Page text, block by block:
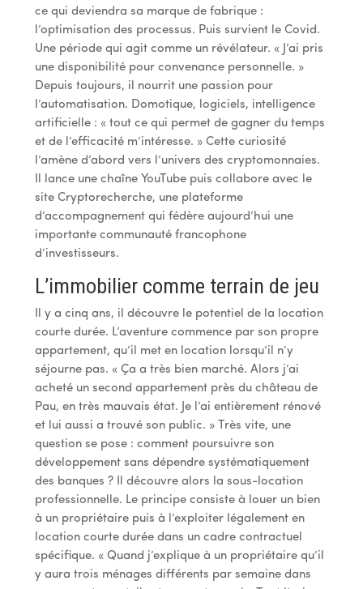
ce qui deviendra sa marque de fabrique :
l’optimisation des processus. Puis survient le Covid.
Une période qui agit comme un révélateur. « J’ai pris
une disponibilité pour convenance personnelle. »
Depuis toujours, il nourrit une passion pour
l’automatisation. Domotique, logiciels, intelligence
artificielle : « tout ce qui permet de gagner du temps
et de l’efficacité m’intéresse. » Cette curiosité
l’amène d’abord vers l’univers des cryptomonnaies.
Il lance une chaîne YouTube puis collabore avec le
site Cryptorecherche, une plateforme
d’accompagnement qui fédère aujourd’hui une
importante communauté francophone
d’investisseurs.
L’immobilier comme terrain de jeu
Il y a cinq ans, il découvre le potentiel de la location
courte durée. L’aventure commence par son propre
appartement, qu’il met en location lorsqu’il n’y
séjourne pas. « Ça a très bien marché. Alors j’ai
acheté un second appartement près du château de
Pau, en très mauvais état. Je l’ai entièrement rénové
et lui aussi a trouvé son public. » Très vite, une
question se pose : comment poursuivre son
développement sans dépendre systématiquement
des banques ? Il découvre alors la sous-location
professionnelle. Le principe consiste à louer un bien
à un propriétaire puis à l’exploiter légalement en
location courte durée dans un cadre contractuel
spécifique. « Quand j’explique à un propriétaire qu’il
y aura trois ménages différents par semaine dans